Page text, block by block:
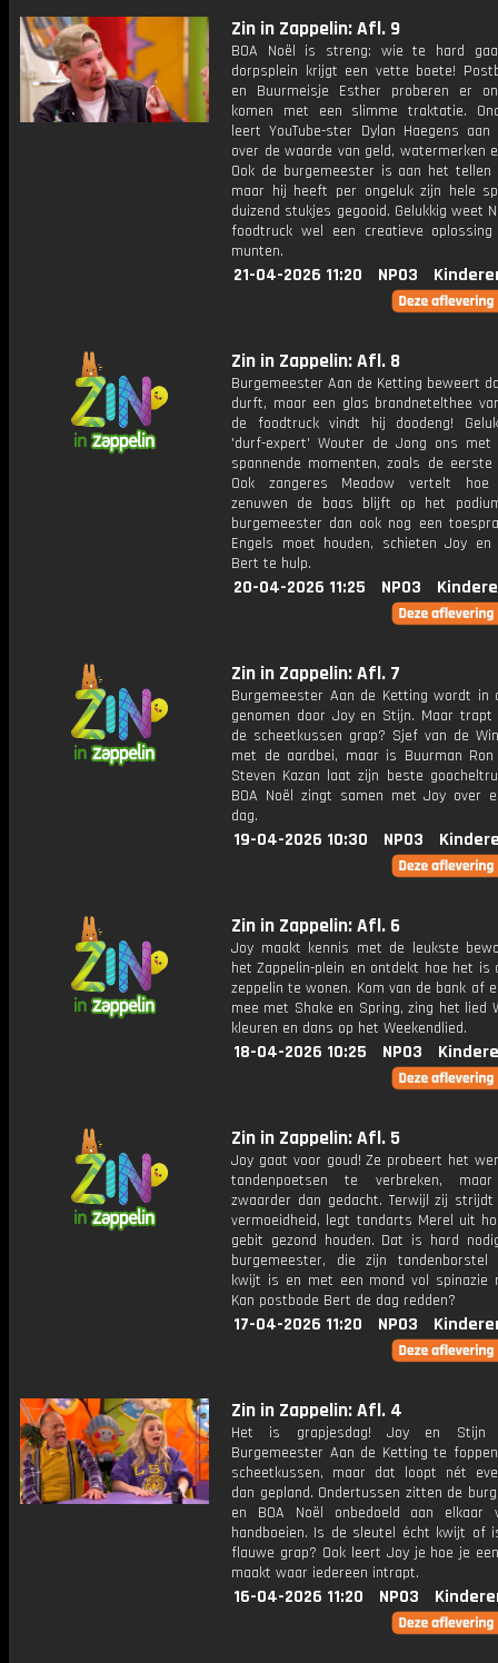
Zin in Zappelin: Afl. 9
BOA Noël is streng: wie te hard
dorpsplein krijgt een vette boete!
en Buurmeisje Esther proberen er
komen met een slimme traktatie.
leert YouTube-ster Dylan Haegens
over de waarde van geld, watermerken
Ook de burgemeester is aan het tellen
maar hij heeft per ongeluk zijn hele
duizend stukjes gegooid. Gelukkig weet
foodtruck wel een creatieve
munten.
21-04-2026 11:20 NPO3
Zin in Zappelin: Afl. 8
Burgemeester Aan de Ketting beweert
durft, maar een glas brandnetelthee
de foodtruck vindt hij doodeng!
'durf-expert' Wouter de Jong ons
spannende momenten, zoals de eerste
Ook zangeres Meadow vertelt
zenuwen de baas blijft op het
burgemeester dan ook nog een
Engels moet houden, schieten Joy en
Bert te hulp.
20-04-2026 11:25 NPO3
Zin in Zappelin: Afl. 7
Burgemeester Aan de Ketting wordt in
genomen door Joy en Stijn. Maar
de scheetkussen grap? Sjef van de
met de aardbei, maar is Buurman
Steven Kazan laat zijn beste
BOA Noël zingt samen met Joy over
dag.
19-04-2026 10:30 NPO3
Zin in Zappelin: Afl. 6
Joy maakt kennis met de leukste
het Zappelin-plein en ontdekt hoe het is
zeppelin te wonen. Kom van de bank af
mee met Shake en Spring, zing het lied
kleuren en dans op het Weekendlied.
18-04-2026 10:25 NPO3
Zin in Zappelin: Afl. 5
Joy gaat voor goud! Ze probeert het
tandenpoetsen te verbreken,
zwaarder dan gedacht. Terwijl zij
vermoeidheid, legt tandarts Merel uit
gebit gezond houden. Dat is hard
burgemeester, die zijn tandenborstel
kwijt is en met een mond vol spinazie
Kan postbode Bert de dag redden?
17-04-2026 11:20 NPO3
Zin in Zappelin: Afl. 4
Het is grapjesdag! Joy en Stijn
Burgemeester Aan de Ketting te
scheetkussen, maar dat loopt nét
dan gepland. Ondertussen zitten de
en BOA Noël onbedoeld aan elkaar
handboeien. Is de sleutel écht kwijt of
flauwe grap? Ook leert Joy je hoe je
maakt waar iedereen intrapt.
16-04-2026 11:20 NPO3